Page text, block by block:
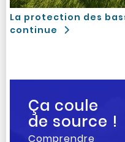
La protection des
continue
Ça coule
de source !
Comprendre